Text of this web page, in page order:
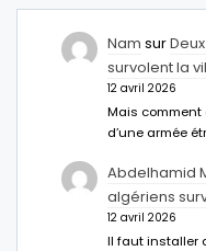
Nam sur
survolent la
12 avril 2026
Mais comment
d’une armée
Abdelhamid
algériens
12 avril 2026
Il faut installer